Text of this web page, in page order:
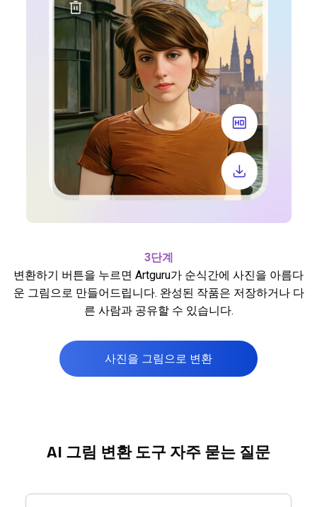
3단계
변환하기 버튼을 누르면 Artguru가 순식간에 사진을 아름다
운 그림으로 만들어드립니다. 완성된 작품은 저장하거나 다
른 사람과 공유할 수 있습니다.
사진을 그림으로 변환
AI 그림 변환 도구 자주 묻는 질문